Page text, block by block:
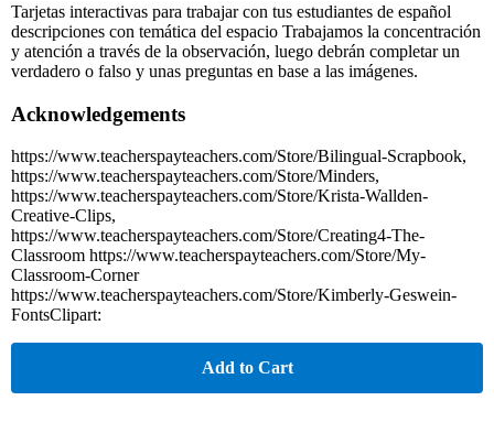
Tarjetas interactivas para trabajar con tus estudiantes de español
descripciones con temática del espacio Trabajamos la concentración
y atención a través de la observación, luego debrán completar un
verdadero o falso y unas preguntas en base a las imágenes.
Acknowledgements
https://www.teacherspayteachers.com/Store/Bilingual-Scrapbook,
https://www.teacherspayteachers.com/Store/Minders,
https://www.teacherspayteachers.com/Store/Krista-Wallden-
Creative-Clips,
https://www.teacherspayteachers.com/Store/Creating4-The-
Classroom https://www.teacherspayteachers.com/Store/My-
Classroom-Corner
https://www.teacherspayteachers.com/Store/Kimberly-Geswein-
FontsClipart:
Add to Cart